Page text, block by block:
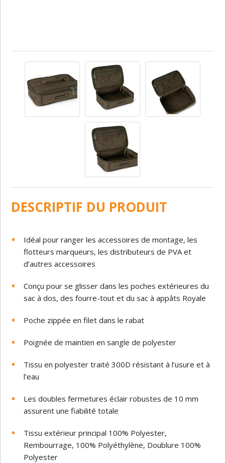
DESCRIPTIF DU PRODUIT
Idéal pour ranger les accessoires de montage, les
flotteurs marqueurs, les distributeurs de PVA et
d’autres accessoires
Conçu pour se glisser dans les poches extérieures du
sac à dos, des fourre-tout et du sac à appâts Royale
Poche zippée en filet dans le rabat
Poignée de maintien en sangle de polyester
Tissu en polyester traité 300D résistant à l’usure et à
l’eau
Les doubles fermetures éclair robustes de 10 mm
assurent une fiabilité totale
Tissu extérieur principal 100% Polyester,
Rembourrage, 100% Polyéthylène, Doublure 100%
Polyester